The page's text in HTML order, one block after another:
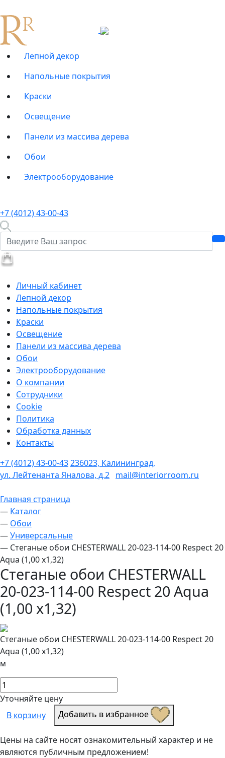
Лепной декор
Напольные покрытия
Краски
Освещение
Панели из массива дерева
Обои
Электрооборудование
+7 (4012) 43-00-43
Личный кабинет
Лепной декор
Напольные покрытия
Краски
Освещение
Панели из массива дерева
Обои
Электрооборудование
О компании
Сотрудники
Cookie
Политика
Обработка данных
Контакты
+7 (4012) 43-00-43236023, Калининград,
ул. Лейтенанта Яналова, д.2 mail@interiorroom.ru
Главная страница
— Каталог
— Обои
—Универсальные
— Стеганые обои CHESTERWALL 20-023-114-00 Respect 20
Aqua (1,00 х1,32)
Стеганые обои CHESTERWALL
20-023-114-00 Respect 20 Aqua
(1,00 х1,32)
Стеганые обои CHESTERWALL 20-023-114-00 Respect 20
Aqua (1,00 х1,32)
м
Уточняйте цену
В корзину
Добавить в избранное
Цены на сайте носят ознакомительный характер и не
являются публичным предложением!